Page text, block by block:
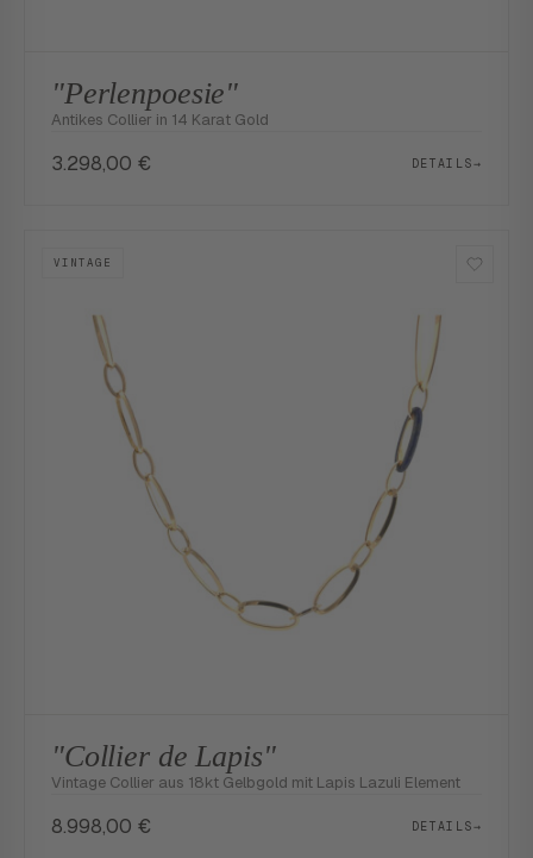
"Perlenpoesie"
Antikes Collier in 14 Karat Gold
3.298,00 € DETAILS→
VINTAGE
"Collier de Lapis"
Vintage Collier aus 18kt Gelbgold mit Lapis Lazuli Element
8.998,00 € DETAILS→